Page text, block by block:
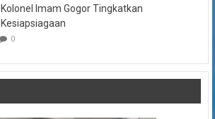
Kolonel Imam Gogor Tingkatkan
Kesiapsiagaan
0